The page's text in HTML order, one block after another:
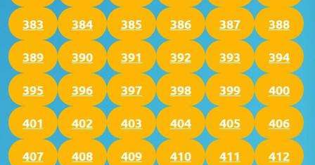
383 384 385 386 387 388
389 390 391 392 393 394
395 396 397 398 399 400
401 402 403 404 405 406
407 408 409 410 411 412